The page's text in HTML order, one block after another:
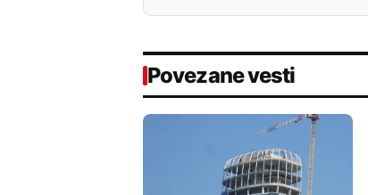
Povezane vesti